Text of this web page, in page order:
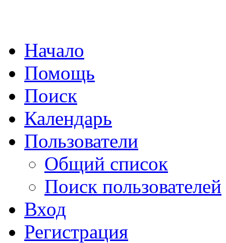
Начало
Помощь
Поиск
Календарь
Пользователи
Общий список
Поиск пользователей
Вход
Регистрация